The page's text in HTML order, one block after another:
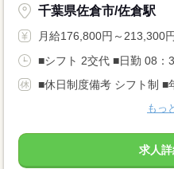
千葉県佐倉市/佐倉駅
月給176,800円～213,300円
■シフト 2交代 ■日勤 08：
■休日制度備考 シフト制 ■
もっ
求人